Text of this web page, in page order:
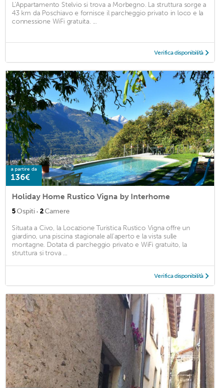
L'Appartamento Stelvio si trova a Morbegno. La struttura sorge a
43 km da Poschiavo e fornisce il parcheggio privato in loco e la
connessione WiFi gratuita. ...
Verifica disponibilità
a partire da
136€
Holiday Home Rustico Vigna by Interhome
5Ospiti · 2Camere
Situata a Civo, la Locazione Turistica Rustico Vigna offre un
giardino, una piscina stagionale all'aperto e la vista sulle
montagne. Dotata di parcheggio privato e WiFi gratuito, la
struttura si trova ...
Verifica disponibilità